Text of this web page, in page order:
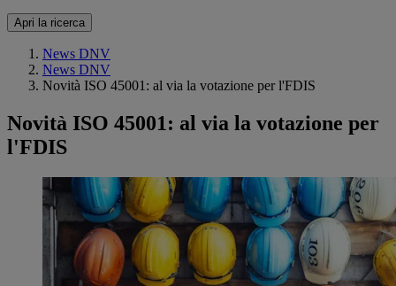
Apri la ricerca
News DNV
News DNV
Novità ISO 45001: al via la votazione per l'FDIS
Novità ISO 45001: al via la votazione per
l'FDIS